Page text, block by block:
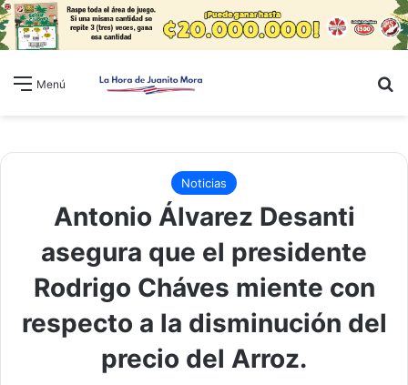
Menú
Noticias
Antonio Álvarez Desanti
asegura que el presidente
Rodrigo Cháves miente con
respecto a la disminución del
precio del Arroz.